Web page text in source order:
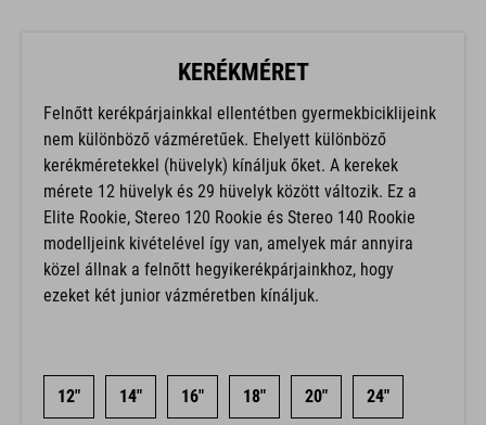
KERÉKMÉRET
Felnőtt kerékpárjainkkal ellentétben gyermekbiciklijeink
nem különböző vázméretűek. Ehelyett különböző
kerékméretekkel (hüvelyk) kínáljuk őket. A kerekek
mérete 12 hüvelyk és 29 hüvelyk között változik. Ez a
Elite Rookie, Stereo 120 Rookie és Stereo 140 Rookie
modelljeink kivételével így van, amelyek már annyira
közel állnak a felnőtt hegyikerékpárjainkhoz, hogy
ezeket két junior vázméretben kínáljuk.
12" 14" 16" 18" 20" 24"